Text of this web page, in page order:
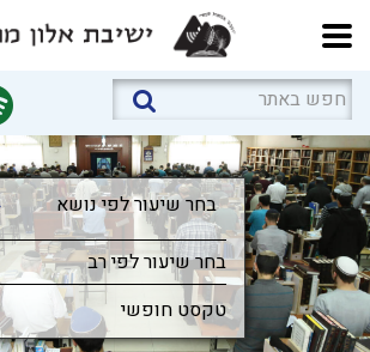
בחר שיעור לפי נושא
בחר שיעור לפי נושא
בחר שיעור לפי רב